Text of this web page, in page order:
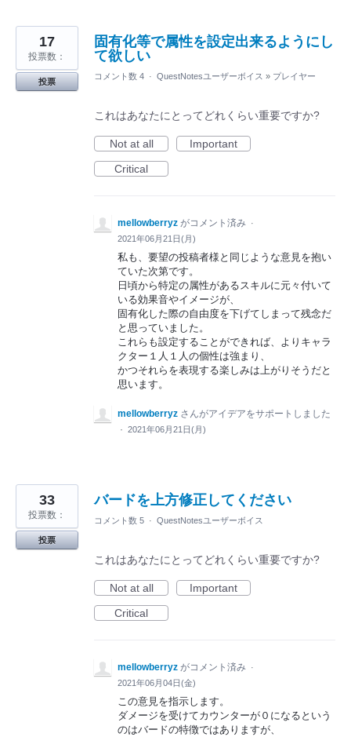
固有化等で属性を設定出来るようにし
て欲しい
17
投票数：
投票
コメント数 4 · QuestNotesユーザーボイス » プレイヤー
これはあなたにとってどれくらい重要ですか?
Not at all
Important
Critical
mellowberryz がコメント済み ·
2021年06月21日(月)
私も、要望の投稿者様と同じような意見を抱い
ていた次第です。
日頃から特定の属性があるスキルに元々付いて
いる効果音やイメージが、
固有化した際の自由度を下げてしまって残念だ
と思っていました。
これらも設定することができれば、よりキャラ
クター１人１人の個性は強まり、
かつそれらを表現する楽しみは上がりそうだと
思います。
mellowberryz さんがアイデアをサポートしました
· 2021年06月21日(月)
バードを上方修正してください
33
投票数：
投票
コメント数 5 · QuestNotesユーザーボイス
これはあなたにとってどれくらい重要ですか?
Not at all
Important
Critical
mellowberryz がコメント済み ·
2021年06月04日(金)
この意見を指示します。
ダメージを受けてカウンターが０になるという
のはバードの特徴ではありますが、